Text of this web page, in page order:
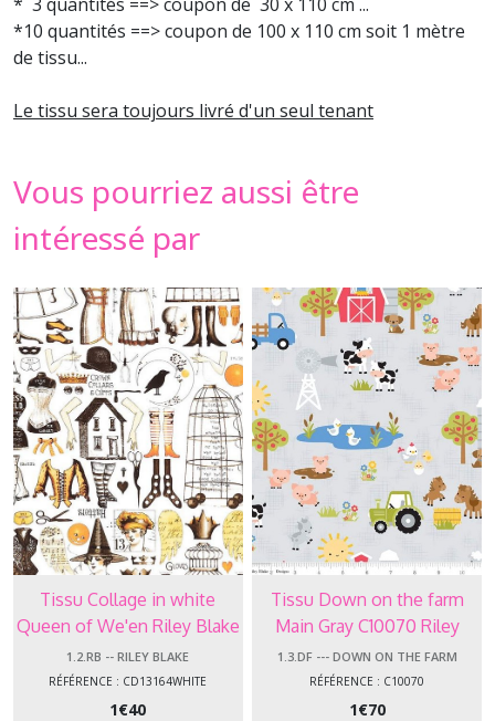
*10 quantités ==> coupon de 100 x 110 cm soit 1 mètre
de tissu...
Le tissu sera toujours livré d'un seul tenant
Vous pourriez aussi être
intéressé par
Tissu Collage in white
Queen of We'en Riley Blake
CD13164WHITE
1.2.RB -- RILEY BLAKE
RÉFÉRENCE : CD13164WHITE
1€40
Tissu Down on the farm
Main Gray C10070 Riley
Blake
1.3.DF --- DOWN ON THE FARM
RÉFÉRENCE : C10070
1€70